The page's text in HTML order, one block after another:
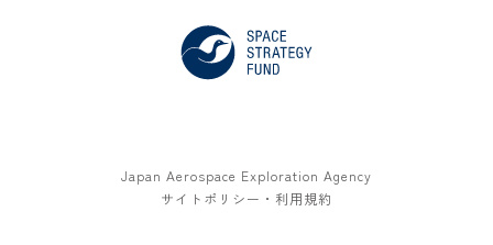
Japan Aerospace Exploration Agency
サイトポリシー・利用規約